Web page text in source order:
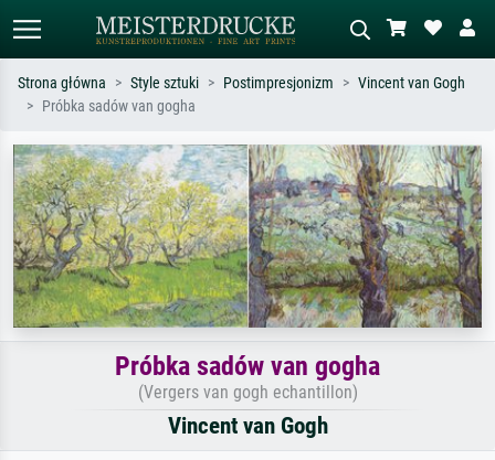
Szukaj wg artysty, tytułu lub stylu – np.
Monet, Gwiaździsta noc,
impresjonizm, fala Hokusaia, akt.
Opisz scenę – np. zielona łąka,
abstrakcja z czerwienią, ciemny olej,
stojący akt obok drzewa.
Strona główna Style sztuki Postimpresjonizm
Vincent van Gogh
Próbka sadów van gogha
Próbka sadów van gogha
(Vergers van gogh echantillon)
Vincent van Gogh